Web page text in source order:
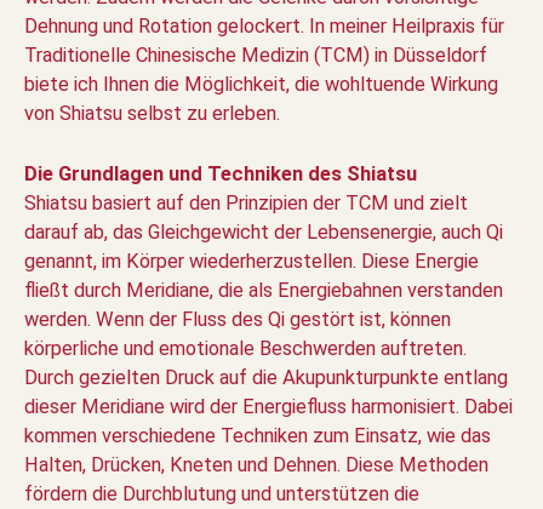
Dehnung und Rotation gelockert. In meiner Heilpraxis für
Traditionelle Chinesische Medizin (TCM) in Düsseldorf
biete ich Ihnen die Möglichkeit, die wohltuende Wirkung
von Shiatsu selbst zu erleben.
Die Grundlagen und Techniken des Shiatsu
Shiatsu basiert auf den Prinzipien der TCM und zielt
darauf ab, das Gleichgewicht der Lebensenergie, auch Qi
genannt, im Körper wiederherzustellen. Diese Energie
fließt durch Meridiane, die als Energiebahnen verstanden
werden. Wenn der Fluss des Qi gestört ist, können
körperliche und emotionale Beschwerden auftreten.
Durch gezielten Druck auf die Akupunkturpunkte entlang
dieser Meridiane wird der Energiefluss harmonisiert. Dabei
kommen verschiedene Techniken zum Einsatz, wie das
Halten, Drücken, Kneten und Dehnen. Diese Methoden
fördern die Durchblutung und unterstützen die